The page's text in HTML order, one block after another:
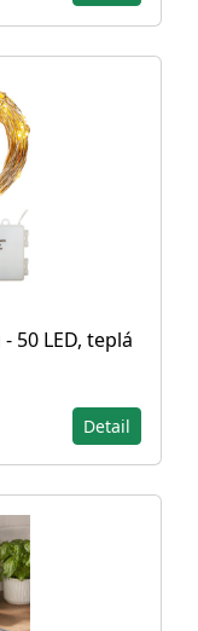
50 LED, teplá
Detail